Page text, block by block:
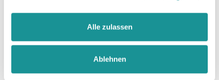
Alle zulassen
Ablehnen